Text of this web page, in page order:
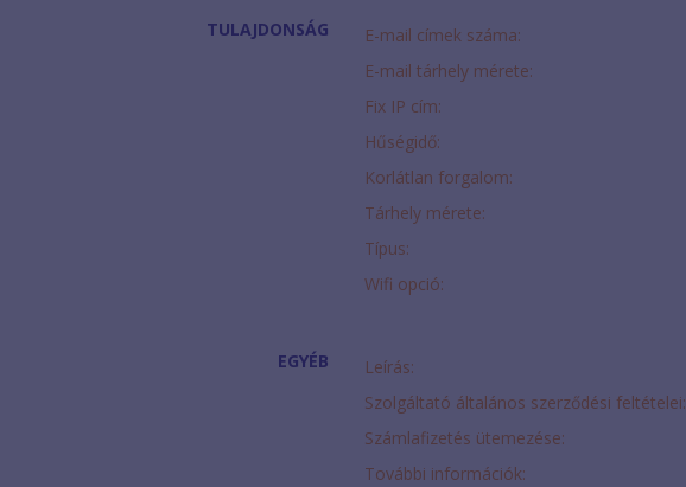
TULAJDONSÁG E-mail címek száma:
E-mail tárhely mérete:
Fix IP cím:
Hűségidő:
Korlátlan forgalom:
Tárhely mérete:
Típus:
Wifi opció:
EGYÉB Leírás:
Szolgáltató általános szerződési feltételei:
Számlafizetés ütemezése:
További információk: